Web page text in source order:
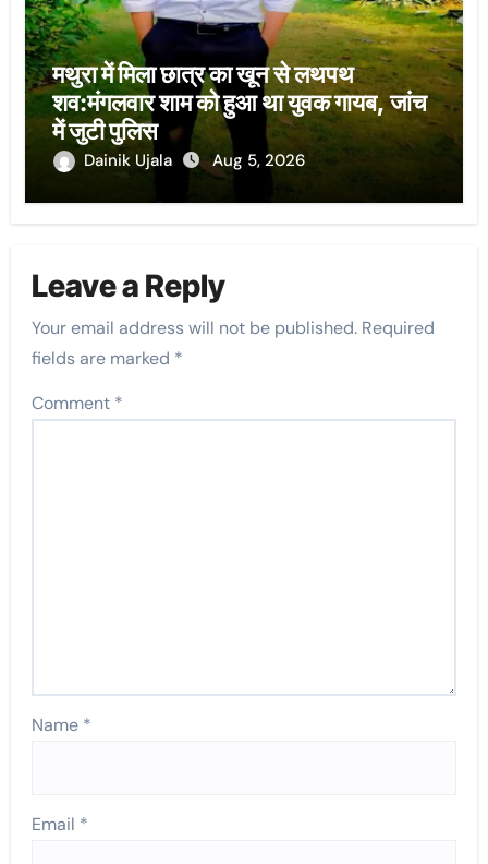
मथुरा में मिला छात्र का खून से लथपथ
शव:मंगलवार शाम को हुआ था युवक गायब, जांच
में जुटी पुलिस
Dainik Ujala Aug 5, 2026
Leave a Reply
Your email address will not be published. Required
fields are marked *
Comment *
Name *
Email *